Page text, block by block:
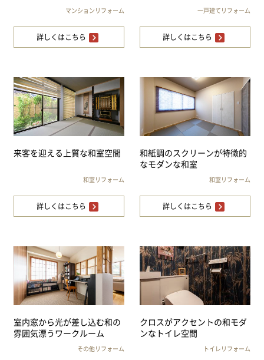
マンションリフォーム
詳しくはこちら
一戸建てリフォーム
詳しくはこちら
来客を迎える上質な和室空間
和室リフォーム
詳しくはこちら
和紙調のスクリーンが特徴的
なモダンな和室
和室リフォーム
詳しくはこちら
室内窓から光が差し込む和の
雰囲気漂うワークルーム
その他リフォーム
クロスがアクセントの和モダ
ンなトイレ空間
トイレリフォーム